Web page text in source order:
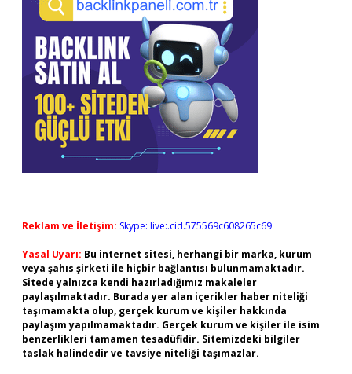
Reklam ve İletişim: Skype: live:.cid.575569c608265c69
Yasal Uyarı: Bu internet sitesi, herhangi bir marka, kurum
veya şahıs şirketi ile hiçbir bağlantısı bulunmamaktadır.
Sitede yalnızca kendi hazırladığımız makaleler
paylaşılmaktadır. Burada yer alan içerikler haber niteliği
taşımamakta olup, gerçek kurum ve kişiler hakkında
paylaşım yapılmamaktadır. Gerçek kurum ve kişiler ile isim
benzerlikleri tamamen tesadüfidir. Sitemizdeki bilgiler
taslak halindedir ve tavsiye niteliği taşımazlar.